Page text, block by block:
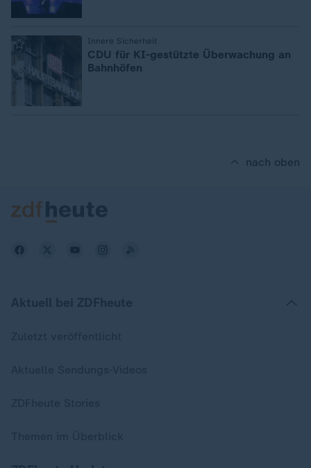
Innere Sicherheit
:
CDU für KI-gestützte Überwachung an
Bahnhöfen
nach oben